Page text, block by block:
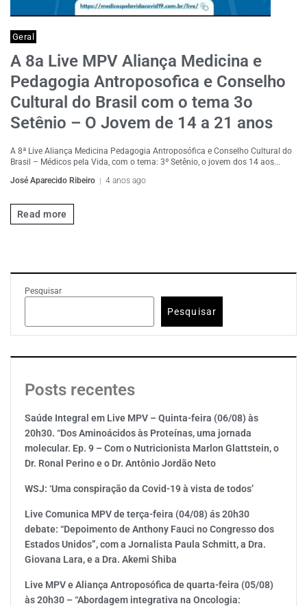
Geral
A 8a Live MPV Aliança Medicina e
Pedagogia Antroposofica e Conselho
Cultural do Brasil com o tema 3o
Setênio – O Jovem de 14 a 21 anos
A 8ª Live Aliança Medicina Pedagogia Antroposófica e Conselho Cultural do
Brasil – Médicos pela Vida, com o tema: 3º Setênio, o jovem dos 14 aos...
José Aparecido Ribeiro
4 anos ago
Read more
Pesquisar
Pesquisar
Posts recentes
Saúde Integral em Live MPV – Quinta-feira (06/08) às
20h30. “Dos Aminoácidos às Proteínas, uma jornada
molecular. Ep. 9 – Com o Nutricionista Marlon Glattstein, o
Dr. Ronal Perino e o Dr. Antônio Jordão Neto
WSJ: ‘Uma conspiração da Covid-19 à vista de todos’
Live Comunica MPV de terça-feira (04/08) ás 20h30
debate: “Depoimento de Anthony Fauci no Congresso dos
Estados Unidos”, com a Jornalista Paula Schmitt, a Dra.
Giovana Lara, e a Dra. Akemi Shiba
Live MPV e Aliança Antroposófica de quarta-feira (05/08)
às 20h30 – “Abordagem integrativa na Oncologia: